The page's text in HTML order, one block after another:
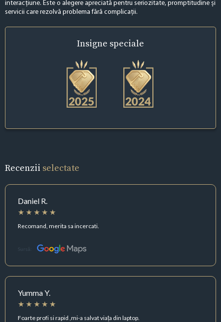
interacțiune. Este o alegere apreciată pentru seriozitate, promptitudine și
servicii care rezolvă problema fără complicații.
Insigne speciale
Recenzii selectate
Daniel R.
Recomand, merita sa incercati.
Sursă:
Yumma Y.
Foarte profi si rapid ,mi-a salvat viața din laptop.